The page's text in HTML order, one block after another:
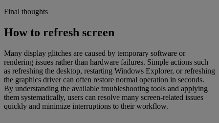
Final thoughts
How to refresh screen
Many display glitches are caused by temporary software or
rendering issues rather than hardware failures. Simple actions such
as refreshing the desktop, restarting Windows Explorer, or refreshing
the graphics driver can often restore normal operation in seconds.
By understanding the available troubleshooting tools and applying
them systematically, users can resolve many screen-related issues
quickly and minimize interruptions to their workflow.